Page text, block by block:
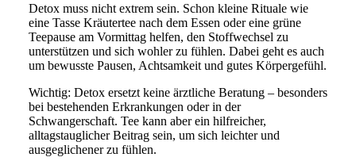
Detox muss nicht extrem sein. Schon kleine Rituale wie
eine Tasse Kräutertee nach dem Essen oder eine grüne
Teepause am Vormittag helfen, den Stoffwechsel zu
unterstützen und sich wohler zu fühlen. Dabei geht es auch
um bewusste Pausen, Achtsamkeit und gutes Körpergefühl.
Wichtig: Detox ersetzt keine ärztliche Beratung – besonders
bei bestehenden Erkrankungen oder in der
Schwangerschaft. Tee kann aber ein hilfreicher,
alltagstauglicher Beitrag sein, um sich leichter und
ausgeglichener zu fühlen.